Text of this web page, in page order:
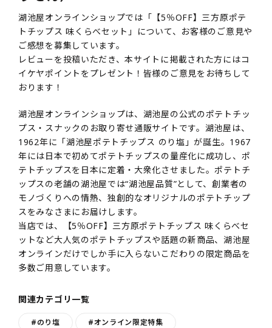
湖池屋オンラインショップでは「【5％OFF】三方原ポテ
トチップス 味くらべセット」について、お客様のご意見や
ご感想を募集しています。
レビューを投稿いただき、本サイトに掲載された方にはコ
イケヤポイントをプレゼント！皆様のご意見をお待ちして
おります！
湖池屋オンラインショップは、湖池屋の公式のポテトチッ
プス・スナックのお取り寄せ通販サイトです。湖池屋は、
1962年に「湖池屋ポテトチップス のり塩」が誕生。1967
年には日本で初めてポテトチップスの量産化に成功し、ポ
テトチップスを日本に定着・大衆化させました。ポテトチ
ップスの老舗の湖池屋では“湖池屋品質”として、創業者の
モノづくりへの情熱、独創的なオリジナルのポテトチップ
スをみなさまにお届けします。
当店では、【5％OFF】三方原ポテトチップス 味くらべセ
ットなど大人気のポテトチップスや話題の新商品、湖池屋
オンラインだけでしか手に入らないこだわりの限定商品を
多数ご用意しています。
関連カテゴリ一覧
#のり塩 #オンライン限定特集